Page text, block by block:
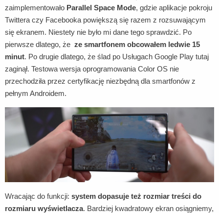
zaimplementowało Parallel Space Mode, gdzie aplikacje pokroju
Twittera czy Facebooka powiększą się razem z rozsuwającym
się ekranem. Niestety nie było mi dane tego sprawdzić. Po
pierwsze dlatego, że ze smartfonem obcowałem ledwie 15
minut. Po drugie dlatego, że ślad po Usługach Google Play tutaj
zaginął. Testowa wersja oprogramowania Color OS nie
przechodziła przez certyfikację niezbędną dla smartfonów z
pełnym Androidem.
Wracając do funkcji: system dopasuje też rozmiar treści do
rozmiaru wyświetlacza. Bardziej kwadratowy ekran osiągniemy,